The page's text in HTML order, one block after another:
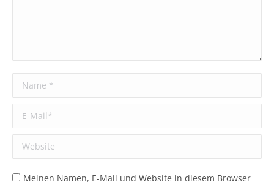
Name *
E-Mail *
Website
Meinen Namen, E-Mail und Website in diesem Browser